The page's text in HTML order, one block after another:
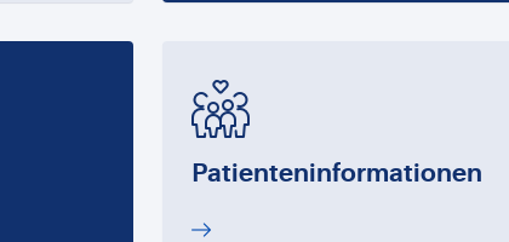
Patienteninformationen